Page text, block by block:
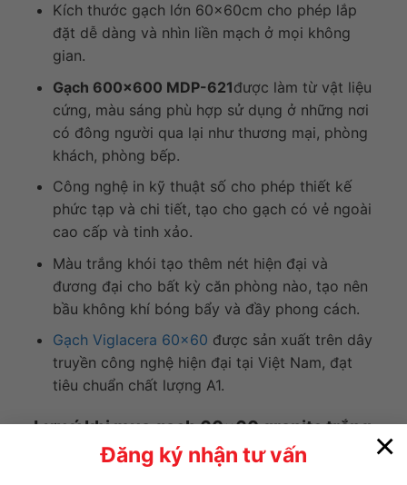
Đăng ký nhận tư vấn ×
Kích thước gạch lớn 60x60cm cho phép lắp
đặt dễ dàng và nhìn liền mạch ở mọi không
gian.
Gạch 600×600 MDP-621được làm từ vật liệu
cứng, màu sáng phù hợp sử dụng ở những nơi
có đông người qua lại như thương mại, phòng
khách, phòng bếp.
Công nghệ in kỹ thuật số cho phép thiết kế
phức tạp và chi tiết, tạo cho gạch có vẻ ngoài
cao cấp và tinh xảo.
Màu trắng khói tạo thêm nét hiện đại và
đương đại cho bất kỳ căn phòng nào, tạo nên
bầu không khí bóng bẩy và đầy phong cách.
Gạch Viglacera 60×60 được sản xuất trên dây
truyền công nghệ hiện đại tại Việt Nam, đạt
tiêu chuẩn chất lượng A1.
Lưu ý khi mua gạch 60×60 granite trắng
khói Viglacera MDP621